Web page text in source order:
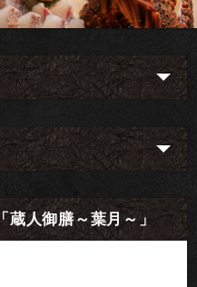
人御膳～葉月～」